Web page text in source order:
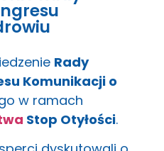
Rady
Komunikacji o
w ramach
Stop Otyłości.